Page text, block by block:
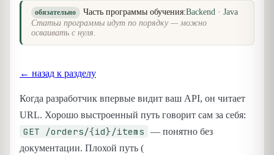
обязательно Часть программы обучения:Backend · Java
Статьи программы идут по порядку — можно
осваивать с нуля.
← назад к разделу
Когда разработчик впервые видит ваш API, он читает
URL. Хорошо выстроенный путь говорит сам за себя:
GET /orders/{id}/items
— понятно без
документации. Плохой путь (